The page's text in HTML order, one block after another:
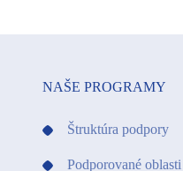
NAŠE PROGRAMY
Štruktúra podpory
Podporované oblasti